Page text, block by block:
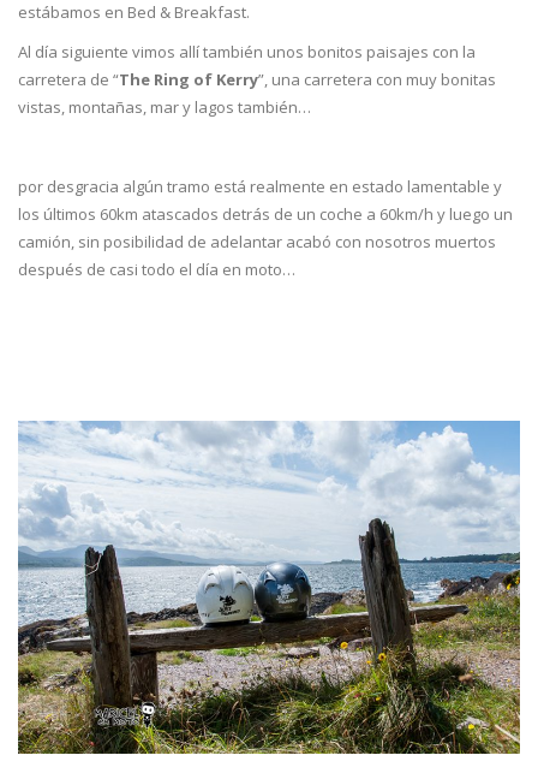
estábamos en Bed & Breakfast.
Al día siguiente vimos allí también unos bonitos paisajes con la
carretera de “The Ring of Kerry”, una carretera con muy bonitas
vistas, montañas, mar y lagos también…
por desgracia algún tramo está realmente en estado lamentable y
los últimos 60km atascados detrás de un coche a 60km/h y luego un
camión, sin posibilidad de adelantar acabó con nosotros muertos
después de casi todo el día en moto…